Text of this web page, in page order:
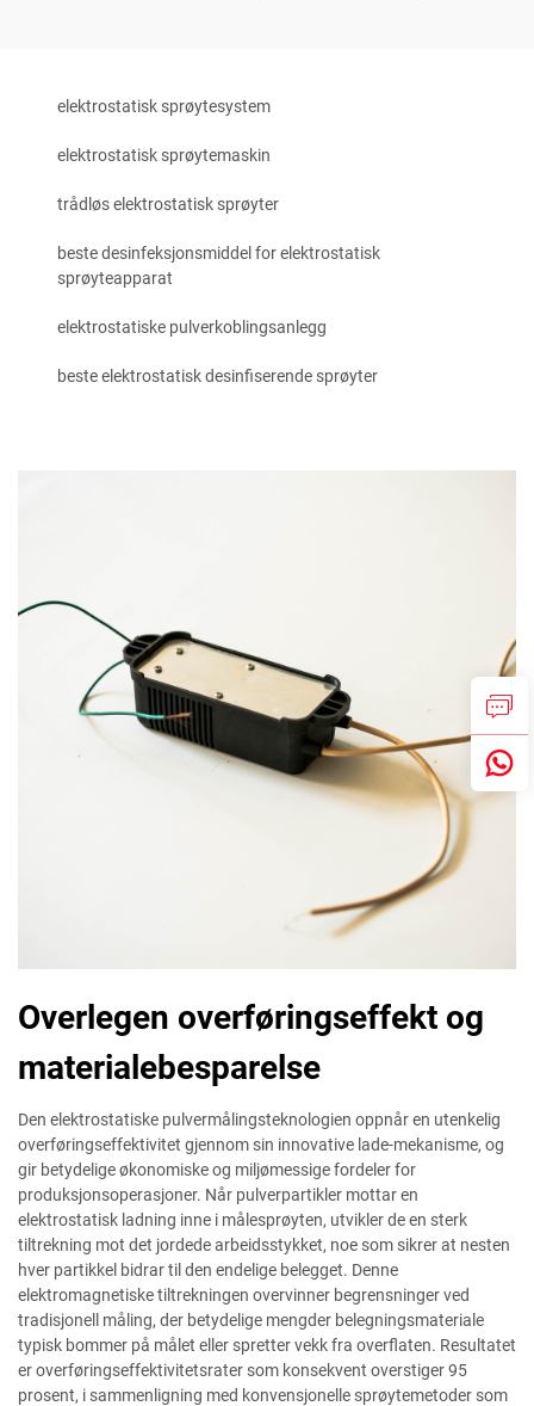
elektrostatisk sprøytesystem
elektrostatisk sprøytemaskin
trådløs elektrostatisk sprøyter
beste desinfeksjonsmiddel for elektrostatisk
sprøyteapparat
elektrostatiske pulverkoblingsanlegg
beste elektrostatisk desinfiserende sprøyter
Overlegen overføringseffekt og
materialebesparelse
Den elektrostatiske pulvermålingsteknologien oppnår en utenkelig
overføringseffektivitet gjennom sin innovative lade-mekanisme, og
gir betydelige økonomiske og miljømessige fordeler for
produksjonsoperasjoner. Når pulverpartikler mottar en
elektrostatisk ladning inne i målesprøyten, utvikler de en sterk
tiltrekning mot det jordede arbeidsstykket, noe som sikrer at nesten
hver partikkel bidrar til den endelige belegget. Denne
elektromagnetiske tiltrekningen overvinner begrensninger ved
tradisjonell måling, der betydelige mengder belegningsmateriale
typisk bommer på målet eller spretter vekk fra overflaten. Resultatet
er overføringseffektivitetsrater som konsekvent overstiger 95
prosent, i sammenligning med konvensjonelle sprøytemetoder som